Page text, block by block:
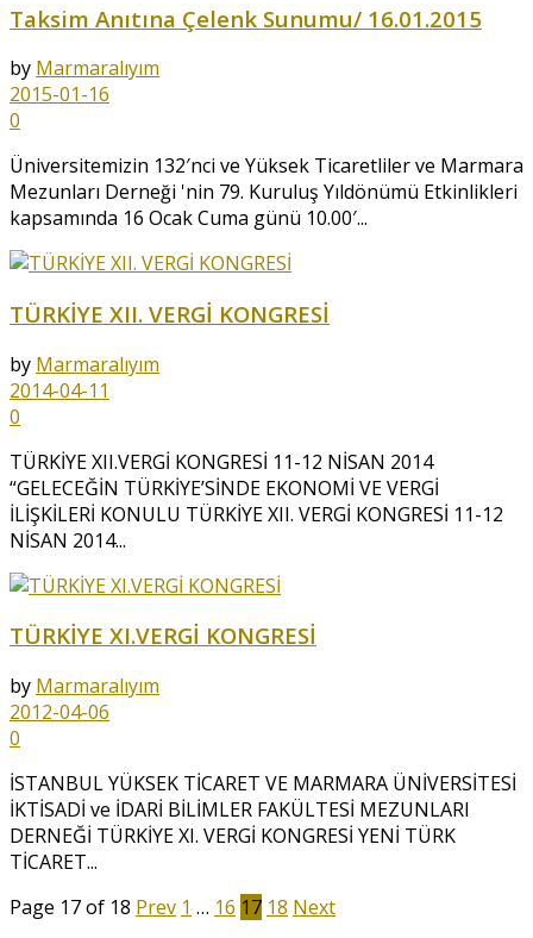
Taksim Anıtına Çelenk Sunumu/ 16.01.2015
by Marmaralıyım
2015-01-16
0
Üniversitemizin 132′nci ve Yüksek Ticaretliler ve Marmara
Mezunları Derneği 'nin 79. Kuruluş Yıldönümü Etkinlikleri
kapsamında 16 Ocak Cuma günü 10.00′...
TÜRKİYE XII. VERGİ KONGRESİ
by Marmaralıyım
2014-04-11
0
TÜRKİYE XII.VERGİ KONGRESİ 11-12 NİSAN 2014
“GELECEĞİN TÜRKİYE’SİNDE EKONOMİ VE VERGİ
İLİŞKİLERİ KONULU TÜRKİYE XII. VERGİ KONGRESİ 11-12
NİSAN 2014...
TÜRKİYE XI.VERGİ KONGRESİ
by Marmaralıyım
2012-04-06
0
İSTANBUL YÜKSEK TİCARET VE MARMARA ÜNİVERSİTESİ
İKTİSADİ ve İDARİ BİLİMLER FAKÜLTESİ MEZUNLARI
DERNEĞİ TÜRKİYE XI. VERGİ KONGRESİ YENİ TÜRK
TİCARET...
Page 17 of 18 Prev 1 … 16 17 18 Next